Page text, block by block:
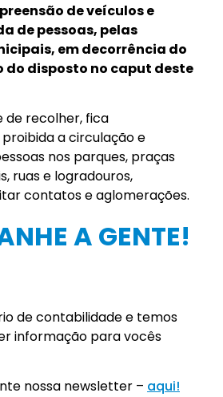
de veículos e
de pessoas, pelas
em decorrência do
do disposto no caput deste
de recolher, fica
a circulação e
nos parques, praças
ruas e logradouros,
contatos e aglomerações.
A GENTE!
de contabilidade e temos
informação para vocês
nossa newsletter – aqui!